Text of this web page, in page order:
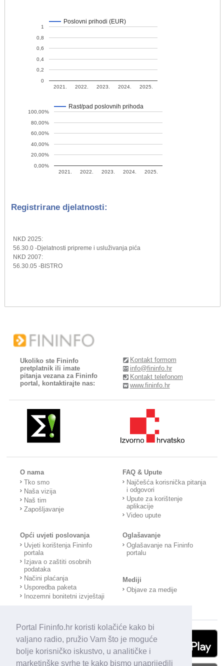
Portal Fininfo.hr koristi kolačiće kako bi
valjano radio, pružio Vam što je moguće
bolje korisničko iskustvo, u analitičke i
marketinške svrhe te kako bismo unaprijedili
Poslovni prihodi (EUR)
2021. 2022. 2023. 2024. 2025.
0
0,2
0,4
0,6
0,8
1
Rast/pad poslovnih prihoda
2021. 2022. 2023. 2024. 2025.
0,00%
20,00%
40,00%
60,00%
80,00%
100,00%
Registrirane djelatnosti:
NKD 2025:
56.30.0 -Djelatnosti pripreme i usluživanja pića
NKD 2007:
56.30.05 -BISTRO
Ukoliko ste Fininfo
pretplatnik ili imate
pitanja vezana za Fininfo
portal, kontaktirajte nas:
Kontakt formom
info@fininfo.hr
Kontakt telefonom
www.fininfo.hr
O nama
Tko smo
Naša vizija
Naš tim
Zapošljavanje
FAQ & Upute
Najčešća korisnička pitanja
i odgovori
Upute za korištenje
aplikacije
Video upute
Opći uvjeti poslovanja
Uvjeti korištenja Fininfo
portala
Izjava o zaštiti osobnih
podataka
Načini plaćanja
Usporedba paketa
Inozemni bonitetni izvještaji
Oglašavanje
Oglašavanje na Fininfo
portalu
Mediji
Objave za medije